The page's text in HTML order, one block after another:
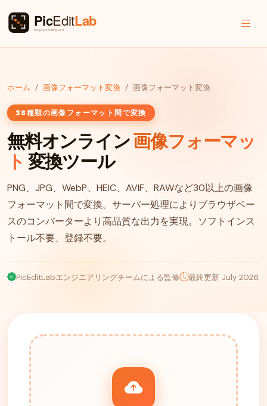
ホーム 画像フォーマット変換 画像フォーマット変換
38種類の画像フォーマット間で変換
無料オンライン画像フォーマッ
ト 変換ツール
PNG、JPG、WebP、HEIC、AVIF、RAWなど30以上の画像
フォーマット間で変換。サーバー処理によりブラウザベー
スのコンバーターより高品質な出力を実現。ソフトインス
トール不要、登録不要。
PicEditLabエンジニアリングチームによる監修 最終更新 July 2026